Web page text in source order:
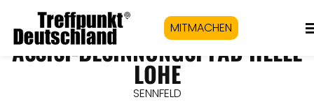
MITMACHEN
ASSISI-BESINNUNGSPFAD HELLE
LOHE
SENNFELD